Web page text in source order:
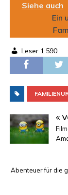
Siehe auch
Ein
Leser 1.590
Abenteuer für die